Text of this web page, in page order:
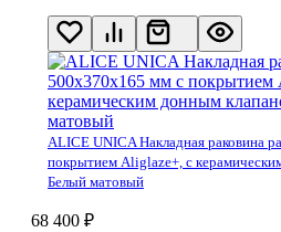
ALICE UNICA Накладная раковина
покрытием Aliglaze+, с
Белый матовый
68 400 ₽